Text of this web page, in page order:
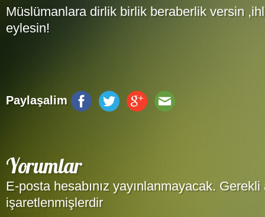
Müslümanlara dirlik birlik beraberlik versin
eylesin!
Paylaşalim
Yorumlar
E-posta hesabınız yayınlanmayacak.
işaretlenmişlerdir